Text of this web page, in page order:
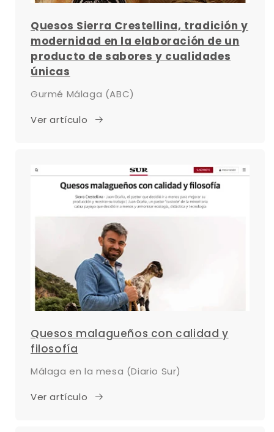
Quesos Sierra Crestellina, tradición y
modernidad en la elaboración de un
producto de sabores y cualidades
únicas
Gurmé Málaga (ABC)
Ver artículo
Quesos malagueños con calidad y
filosofía
Málaga en la mesa (Diario Sur)
Ver artículo